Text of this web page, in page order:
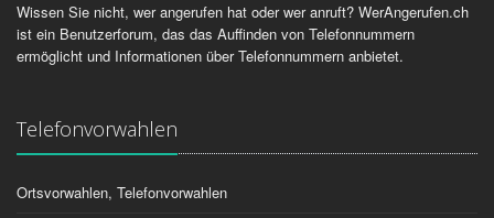
Wissen Sie nicht, wer angerufen hat oder wer anruft? WerAngerufen.ch
ist ein Benutzerforum, das das Auffinden von Telefonnummern
ermöglicht und Informationen über Telefonnummern anbietet.
Telefonvorwahlen
Ortsvorwahlen, Telefonvorwahlen